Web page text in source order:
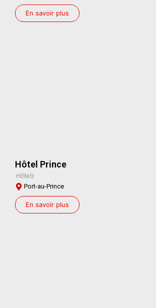
En savoir plus
Hôtel Prince
Hôtels
Port-au-Prince
En savoir plus